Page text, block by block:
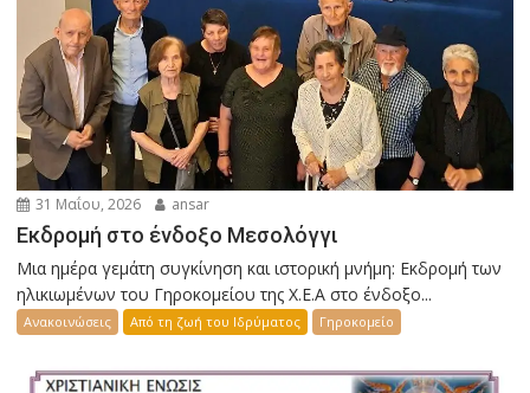
31 Μαΐου, 2026 ansar
Εκδρομή στο ένδοξο Μεσολόγγι
Μια ημέρα γεμάτη συγκίνηση και ιστορική μνήμη: Εκδρομή των
ηλικιωμένων του Γηροκομείου της Χ.Ε.Α στο ένδοξο...
Ανακοινώσεις Από τη ζωή του Ιδρύματος Γηροκομείο